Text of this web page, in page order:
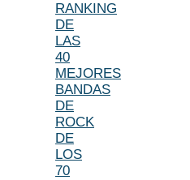
RANKING
DE
LAS
40
MEJORES
BANDAS
DE
ROCK
DE
LOS
70